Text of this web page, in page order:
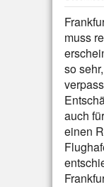
muss
so
auch
einen